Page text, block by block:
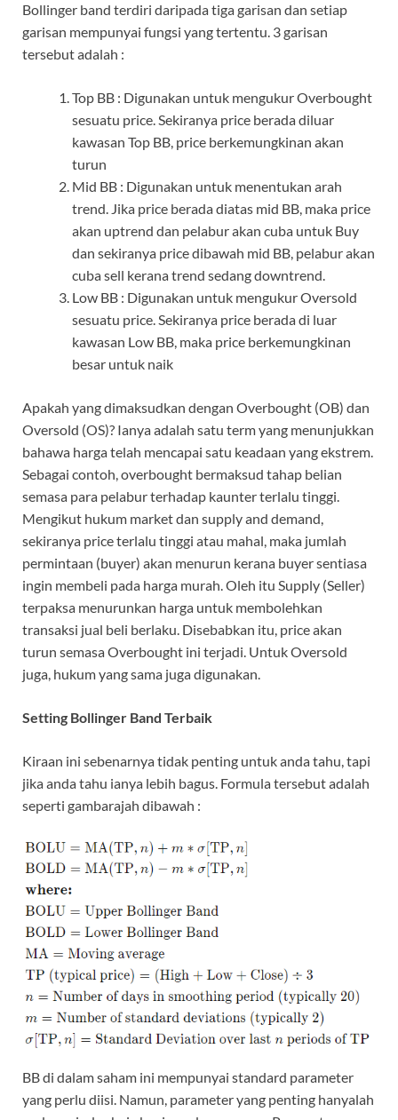
Bollinger band terdiri daripada tiga garisan dan setiap
garisan mempunyai fungsi yang tertentu. 3 garisan
tersebut adalah :
Top BB : Digunakan untuk mengukur Overbought
sesuatu price. Sekiranya price berada diluar
kawasan Top BB, price berkemungkinan akan
turun
Mid BB : Digunakan untuk menentukan arah
trend. Jika price berada diatas mid BB, maka price
akan uptrend dan pelabur akan cuba untuk Buy
dan sekiranya price dibawah mid BB, pelabur akan
cuba sell kerana trend sedang downtrend.
Low BB : Digunakan untuk mengukur Oversold
sesuatu price. Sekiranya price berada di luar
kawasan Low BB, maka price berkemungkinan
besar untuk naik
Apakah yang dimaksudkan dengan Overbought (OB) dan
Oversold (OS)? Ianya adalah satu term yang menunjukkan
bahawa harga telah mencapai satu keadaan yang ekstrem.
Sebagai contoh, overbought bermaksud tahap belian
semasa para pelabur terhadap kaunter terlalu tinggi.
Mengikut hukum market dan supply and demand,
sekiranya price terlalu tinggi atau mahal, maka jumlah
permintaan (buyer) akan menurun kerana buyer sentiasa
ingin membeli pada harga murah. Oleh itu Supply (Seller)
terpaksa menurunkan harga untuk membolehkan
transaksi jual beli berlaku. Disebabkan itu, price akan
turun semasa Overbought ini terjadi. Untuk Oversold
juga, hukum yang sama juga digunakan.
Setting Bollinger Band Terbaik
Kiraan ini sebenarnya tidak penting untuk anda tahu, tapi
jika anda tahu ianya lebih bagus. Formula tersebut adalah
seperti gambarajah dibawah :
BB di dalam saham ini mempunyai standard parameter
yang perlu diisi. Namun, parameter yang penting hanyalah